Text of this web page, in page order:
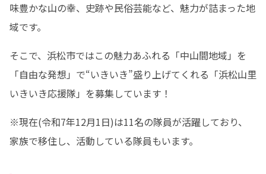
味豊かな山の幸、史跡や民俗芸能など、魅力が詰まった地
域です。
そこで、浜松市ではこの魅力あふれる「中山間地域」を
「自由な発想」で“いきいき”盛り上げてくれる「浜松山里
いきいき応援隊」を募集しています！
※現在(令和7年12月1日)は11名の隊員が活躍しており、
家族で移住し、活動している隊員もいます。